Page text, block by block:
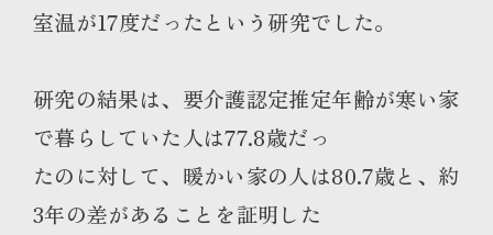
室温が17度だったという研究でした。
研究の結果は、要介護認定推定年齢が寒い家
で暮らしていた人は77.8歳だっ
たのに対して、暖かい家の人は80.7歳と、約
3年の差があることを証明した